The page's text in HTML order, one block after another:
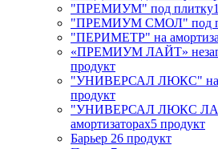
"ПРЕМИУМ" под плитку
"ПРЕМИУМ СМОЛ" под
"ПЕРИМЕТР" на
«ПРЕМИУМ ЛАЙТ»
продукт
"УНИВЕРСАЛ ЛЮКС" на
продукт
"УНИВЕРСАЛ ЛЮКС
амортизаторах5 продукт
Барьер 26 продукт